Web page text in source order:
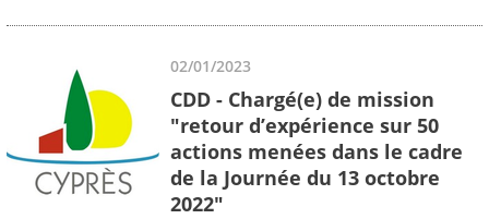
02/01/2023
CDD - Chargé(e) de mission
"retour d’expérience sur 50
actions menées dans le cadre
de la Journée du 13 octobre
2022"